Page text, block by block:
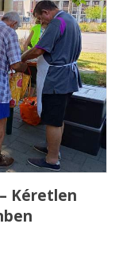
Kéretlen